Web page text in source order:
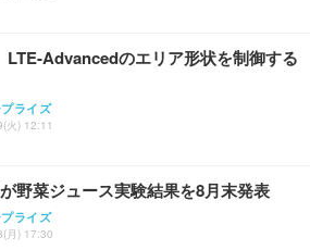
LTE-Advancedのエリア形状を制御する
ライズ
火) 12:11
野菜ジュース実験結果を8月末発表
ライズ
月) 17:30